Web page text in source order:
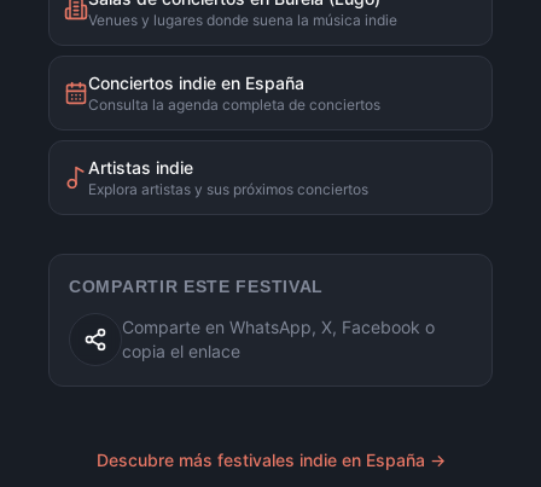
Venues y lugares donde suena la música indie
Conciertos indie en España
Consulta la agenda completa de conciertos
Artistas indie
Explora artistas y sus próximos conciertos
COMPARTIR ESTE FESTIVAL
Comparte en WhatsApp, X, Facebook o
copia el enlace
Descubre más festivales indie en España →